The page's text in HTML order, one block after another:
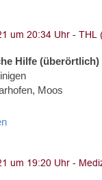
Hilfe (überörtlich)
Moos